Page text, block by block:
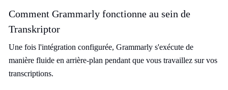
Comment Grammarly fonctionne au sein de
Transkriptor
Une fois l'intégration configurée, Grammarly s'exécute de
manière fluide en arrière-plan pendant que vous travaillez sur vos
transcriptions.